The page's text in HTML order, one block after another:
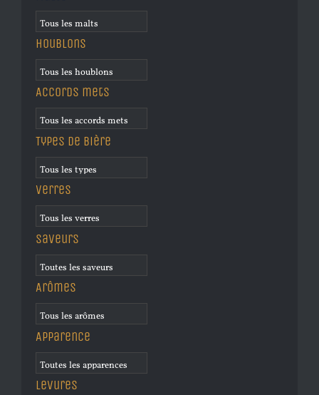
Houblons
Accords mets
Types de bière
Verres
Saveurs
Arômes
Apparence
Levures